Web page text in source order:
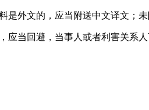
外文的，应当附送中文译文；
当回避，当事人或者利害关系人